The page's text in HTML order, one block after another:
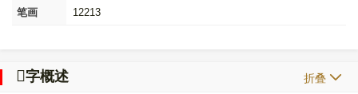
笔画 12213
𠀗字概述 折叠